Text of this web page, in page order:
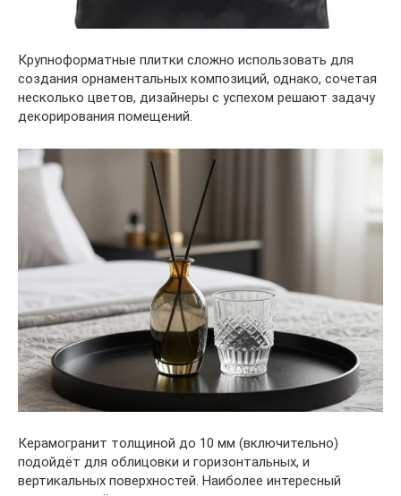
Крупноформатные плитки сложно использовать для
создания орнаментальных композиций, однако, сочетая
несколько цветов, дизайнеры с успехом решают задачу
декорирования помещений.
Керамогранит толщиной до 10 мм (включительно)
подойдёт для облицовки и горизонтальных, и
вертикальных поверхностей. Наиболее интересный